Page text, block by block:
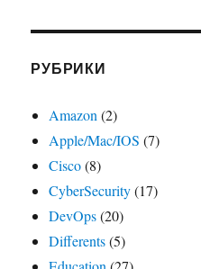
РУБРИКИ
Amazon (2)
Apple/Mac/IOS (7)
Cisco(8)
CyberSecurity(17)
DevOps(20)
Differents(5)